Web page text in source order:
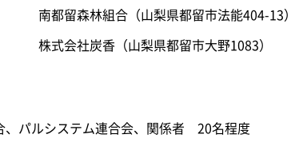
南都留森林組合（山梨県都留市法能404-13）
株式会社炭香（山梨県都留市大野1083）
、パルシステム連合会、関係者 20名程度